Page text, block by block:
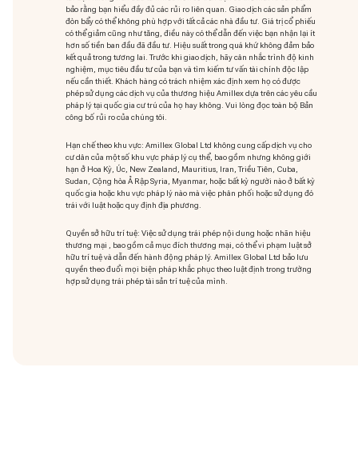
bảo rằng bạn hiểu đầy đủ các rủi ro liên quan. Giao dịch các sản phẩm
đòn bẩy có thể không phù hợp với tất cả các nhà đầu tư. Giá trị cổ phiếu
có thể giảm cũng như tăng, điều này có thể dẫn đến việc bạn nhận lại ít
hơn số tiền ban đầu đã đầu tư. Hiệu suất trong quá khứ không đảm bảo
kết quả trong tương lai. Trước khi giao dịch, hãy cân nhắc trình độ kinh
nghiệm, mục tiêu đầu tư của bạn và tìm kiếm tư vấn tài chính độc lập
nếu cần thiết. Khách hàng có trách nhiệm xác định xem họ có được
phép sử dụng các dịch vụ của thương hiệu Amillex dựa trên các yêu cầu
pháp lý tại quốc gia cư trú của họ hay không. Vui lòng đọc toàn bộ Bản
công bố rủi ro của chúng tôi.
Hạn chế theo khu vực: Amillex Global Ltd không cung cấp dịch vụ cho
cư dân của một số khu vực pháp lý cụ thể, bao gồm nhưng không giới
hạn ở Hoa Kỳ, Úc, New Zealand, Mauritius, Iran, Triều Tiên, Cuba,
Sudan, Cộng hòa Ả Rập Syria, Myanmar, hoặc bất kỳ người nào ở bất kỳ
quốc gia hoặc khu vực pháp lý nào mà việc phân phối hoặc sử dụng đó
trái với luật hoặc quy định địa phương.
Quyền sở hữu trí tuệ: Việc sử dụng trái phép nội dung hoặc nhãn hiệu
thương mại , bao gồm cả mục đích thương mại, có thể vi phạm luật sở
hữu trí tuệ và dẫn đến hành động pháp lý. Amillex Global Ltd bảo lưu
quyền theo đuổi mọi biện pháp khắc phục theo luật định trong trường
hợp sử dụng trái phép tài sản trí tuệ của mình.